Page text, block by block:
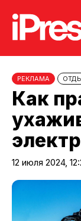
РЕКЛАМА
Как
12 июля 2024,